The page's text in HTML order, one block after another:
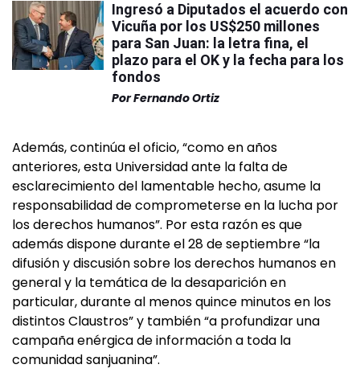
Ingresó a Diputados el acuerdo con
Vicuña por los US$250 millones
para San Juan: la letra fina, el
plazo para el OK y la fecha para los
fondos
PorFernando Ortiz
Además, continúa el oficio, “como en años
anteriores, esta Universidad ante la falta de
esclarecimiento del lamentable hecho, asume la
responsabilidad de comprometerse en la lucha por
los derechos humanos”. Por esta razón es que
además dispone durante el 28 de septiembre “la
difusión y discusión sobre los derechos humanos en
general y la temática de la desaparición en
particular, durante al menos quince minutos en los
distintos Claustros” y también “a profundizar una
campaña enérgica de información a toda la
comunidad sanjuanina”.